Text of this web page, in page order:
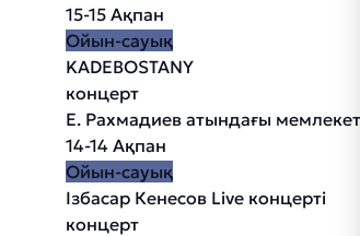
15-15 Ақпан
Ойын-сауық
KADEBOSTANY
концерт
Е. Рахмадиев атындағы
14-14 Ақпан
Ойын-сауық
Ізбасар Кенесов Live концерті
концерт